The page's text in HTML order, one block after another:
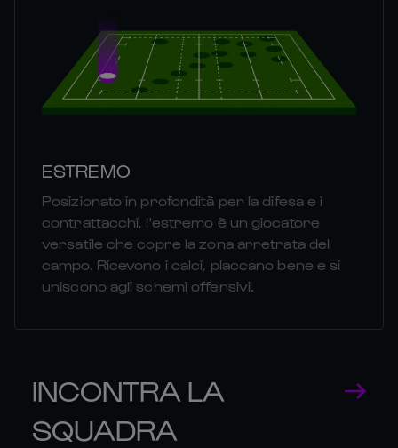
ESTREMO
Posizionato in profondità per la difesa e i
contrattacchi, l'estremo è un giocatore
versatile che copre la zona arretrata del
campo. Ricevono i calci, placcano bene e si
uniscono agli schemi offensivi.
INCONTRA LA
SQUADRA